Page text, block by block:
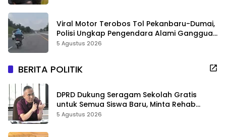
Viral Motor Terobos Tol Pekanbaru-Dumai,
Polisi Ungkap Pengendara Alami Gangguan
Usai Kecelakaan
5 Agustus 2026
BERITA POLITIK
DPRD Dukung Seragam Sekolah Gratis
untuk Semua Siswa Baru, Minta Rehab
Sekolah Jangan Dikurangi
5 Agustus 2026